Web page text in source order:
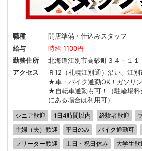
職種
開店準備・仕込みスタッフ
給与
時給 1100円
勤務住所
北海道江別市高砂町３４－１１
アクセス
Ｒ12（札幌江別通）沿い、江
★車・バイク通勤OK！ガソリ
★自転車通勤も可！（駐輪場料
にある場合は利用可）
シニア歓迎 1日4時間以内 経験者歓迎
主婦（夫）歓迎
平日のみ バイク通勤可
フリーター歓迎
土日・祝日休み 大学生歓